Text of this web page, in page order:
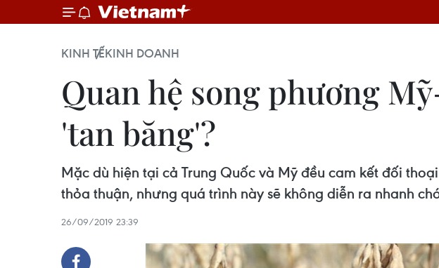
KINH TẾKINH DOANH
Quan hệ song phương
'tan băng'?
Mặc dù hiện tại cả Trung Quốc và Mỹ đều cam kết đối
thỏa thuận, nhưng quá trình này sẽ không diễn ra nhanh
26/09/2019 23:39